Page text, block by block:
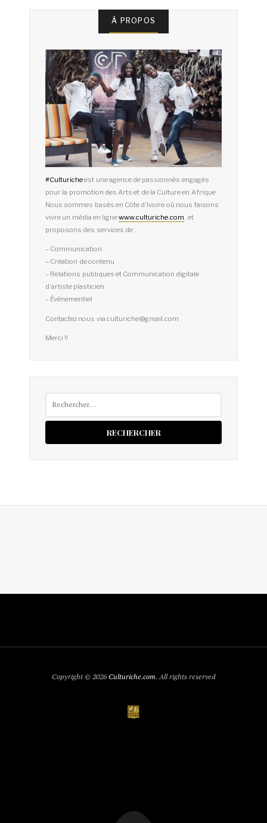
À PROPOS
#Culturicheest une agence de passionnés engagés
pour la promotion des Arts et de la Culture en Afrique.
Nous sommes basés en Côte d’Ivoire où nous faisons
vivre un média en lignewww.culturiche.com, et
proposons des services de :
– Communication
– Création de contenu
– Relations publiques et Communication digitale
d’artiste plasticien
– Événementiel
Contactez nous via culturiche@gmail.com
Merci !!
Copyright © 2026Culturiche.com. All rights reserved